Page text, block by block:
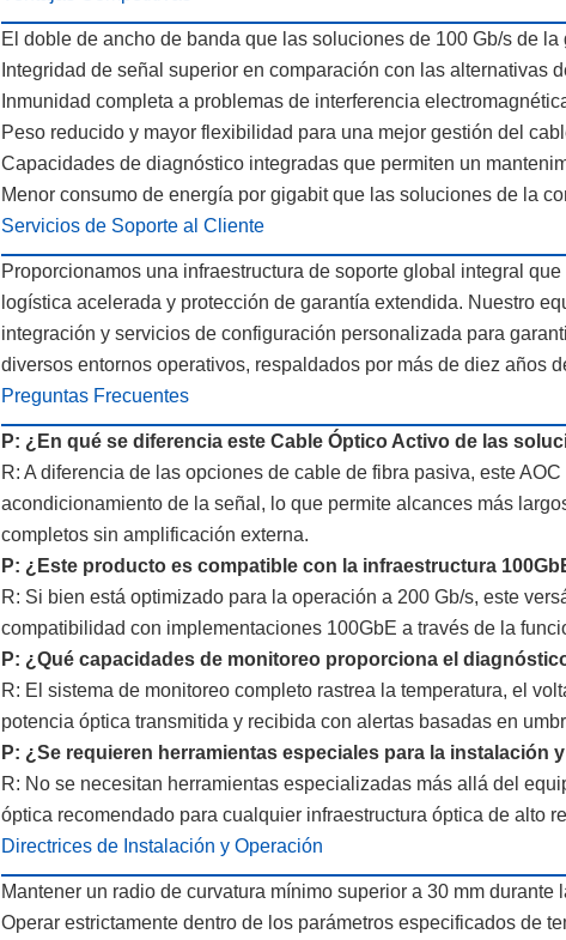
El doble de ancho de banda que las soluciones de 100 Gb/s de
Integridad de señal superior en comparación con las alternativas
Inmunidad completa a problemas de interferencia
Peso reducido y mayor flexibilidad para una mejor gestión del
Capacidades de diagnóstico integradas que permiten un
Menor consumo de energía por gigabit que las soluciones de la
Servicios de Soporte al Cliente
Proporcionamos una infraestructura de soporte global integral
logística acelerada y protección de garantía extendida. Nuestro
integración y servicios de configuración personalizada para
diversos entornos operativos, respaldados por más de diez años
Preguntas Frecuentes
P: ¿En qué se diferencia este Cable Óptico Activo de las
R: A diferencia de las opciones de cable de fibra pasiva, este
acondicionamiento de la señal, lo que permite alcances más
completos sin amplificación externa.
P: ¿Este producto es compatible con la infraestructura
R: Si bien está optimizado para la operación a 200 Gb/s, este
compatibilidad con implementaciones 100GbE a través de la
P: ¿Qué capacidades de monitoreo proporciona el
R: El sistema de monitoreo completo rastrea la temperatura, el
potencia óptica transmitida y recibida con alertas basadas en
P: ¿Se requieren herramientas especiales para la instalación
R: No se necesitan herramientas especializadas más allá del
óptica recomendado para cualquier infraestructura óptica de alto
Directrices de Instalación y Operación
Mantener un radio de curvatura mínimo superior a 30 mm
Operar estrictamente dentro de los parámetros especificados de